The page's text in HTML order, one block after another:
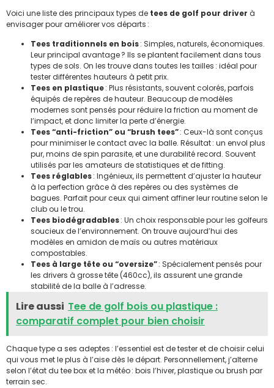
Voici une liste des principaux types de tees de golf pour driver à
envisager pour améliorer vos départs :
Tees traditionnels en bois: Simples, naturels, économiques.
Leur principal avantage ? Ils se plantent facilement dans tous
types de sols. On les trouve dans toutes les tailles : idéal pour
tester différentes hauteurs à petit prix.
Tees en plastique: Plus résistants, souvent colorés, parfois
équipés de repères de hauteur. Beaucoup de modèles
modernes sont pensés pour réduire la friction au moment de
l’impact, et donc limiter la perte d’énergie.
Tees “anti-friction” ou “brush tees”: Ceux-là sont conçus
pour minimiser le contact avec la balle. Résultat : un envol plus
pur, moins de spin parasite, et une durabilité record. Souvent
utilisés par les amateurs de statistiques et de fitting.
Tees réglables: Ingénieux, ils permettent d’ajuster la hauteur
à la perfection grâce à des repères ou des systèmes de
bagues. Parfait pour ceux qui aiment affiner leur routine selon le
club ou le trou.
Tees biodégradables: Un choix responsable pour les golfeurs
soucieux de l’environnement. On trouve aujourd’hui des
modèles en amidon de maïs ou autres matériaux
compostables.
Tees à large tête ou “oversize”: Spécialement pensés pour
les drivers à grosse tête (460cc), ils assurent une grande
stabilité de la balle à l’adresse.
Lire aussi Tee de golf bois ou plastique :
comparatif complet pour bien choisir
Chaque type a ses adeptes : l’essentiel est de tester et de choisir celui
qui vous met le plus à l’aise dès le départ. Personnellement, j’alterne
selon l’état du tee box et la météo : bois l’hiver, plastique ou brush par
terrain sec.